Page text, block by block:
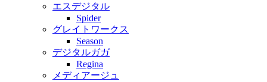
エスデジタル
Spider
グレイトワークス
Season
デジタルガガ
Regina
メディアージュ